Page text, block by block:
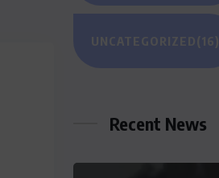
UNCATEGORIZED(16)
Recent News